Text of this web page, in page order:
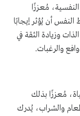
النفسية، مُعززًا
أن يُؤثر إيجابًا
وزيادة الثقة في
والرغبات.
مُعززًا بذلك
والشراب، يُدرك